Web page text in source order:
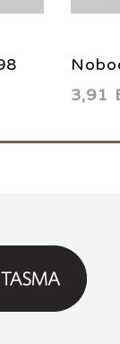
3,91